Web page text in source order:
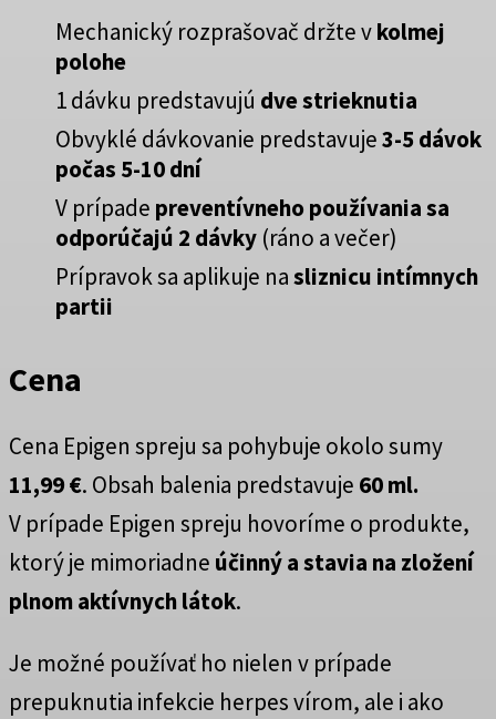
Mechanický rozprašovač držte vkolmej
polohe
1 dávku predstavujú dve strieknutia
Obvyklé dávkovanie predstavuje3-5 dávok
počas 5-10 dní
V prípade preventívneho používania sa
odporúčajú 2 dávky (ráno a večer)
Prípravok sa aplikuje nasliznicu intímnych
partii
Cena
Cena Epigen spreju sa pohybuje okolo sumy
11,99 €. Obsah balenia predstavuje 60 ml.
V prípade Epigen spreju hovoríme o produkte,
ktorý je mimoriadne účinný a stavia na zložení
plnom aktívnych látok.
Je možné používať ho nielen v prípade
prepuknutia infekcie herpes vírom, ale i ako